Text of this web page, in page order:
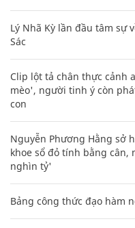
Lý Nhã Kỳ lần đầu tâm sự
Sác
Clip lột tả chân thực cảnh
mèo', người tinh ý còn
con
Nguyễn Phương Hằng sở
khoe sổ đỏ tính bằng cân,
nghìn tỷ'
Bảng công thức đạo hàm